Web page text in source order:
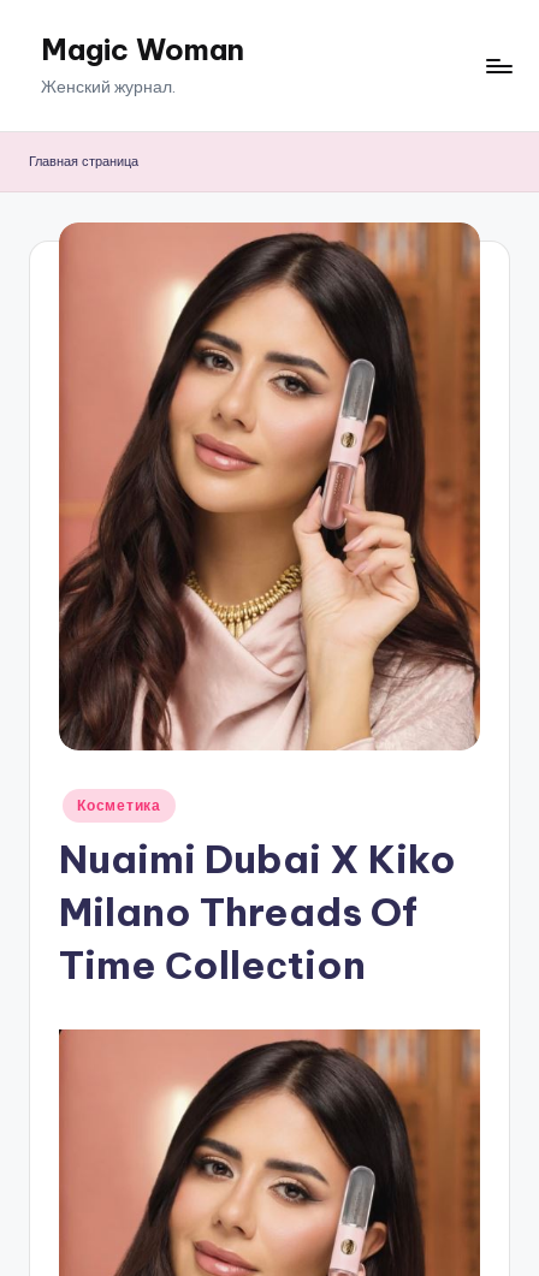
ПерейтиMagic Woman
Женский журнал.
Главная страница
Опубликовано
в
Косметика
Nuaimi Dubai X Kiko
Milano Threads Of
Time Сolleсtion